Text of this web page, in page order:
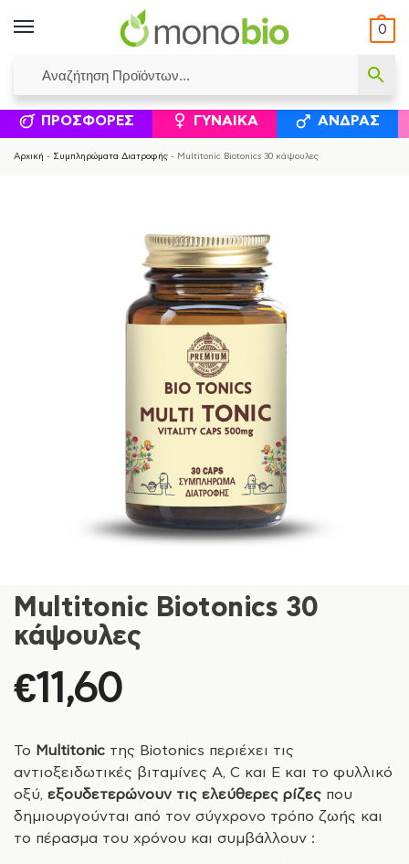
0
ΙΣΟΛΟΓΙΣΜΟΊ ΕΛΕΆΝΝΑ ΧΡΙΣΤΙΝΆΚΗ ΕΠΙΚΟΙΝΩΝΊΑ
ΣΥΜΠΛΗΡΏΜΑΤΑ ΔΙΑΤΡΟΦΉΣ ΦΥΣΙΚΆ
ΠΡΟΣΦΟΡΈΣ ΓΥΝΑΊΚΑ ΆΝΔΡΑΣ
Αρχική - Συμπληρώματα Διατροφής - Multitonic Biotonics 30 κάψουλες
Multitonic Biotonics 30
κάψουλες
€11,60
Το Multitonic της Biotonics περιέχει τις
αντιοξειδωτικές βιταμίνες Α, C και E και το φυλλικό
οξύ, εξουδετερώνουν τις ελεύθερες ρίζες που
δημιουργούνται από τον σύγχρονο τρόπο ζωής και
το πέρασμα του χρόνου και συμβάλλουν :